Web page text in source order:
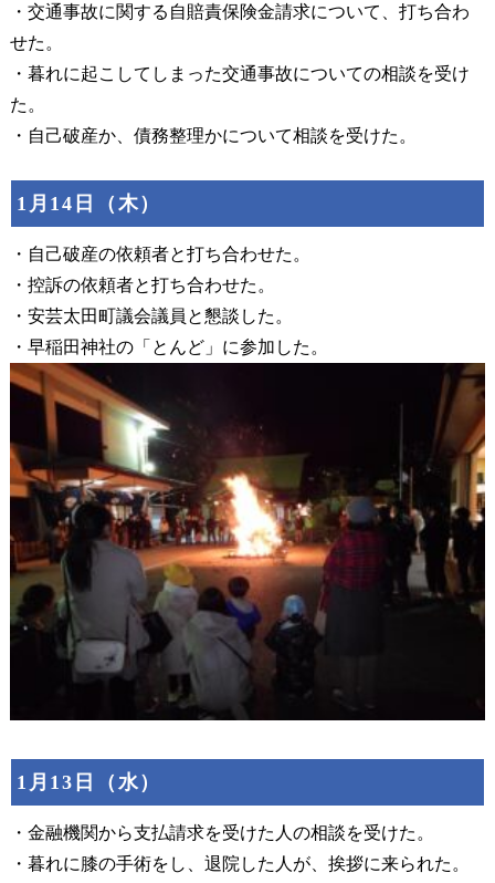
・交通事故に関する自賠責保険金請求について、打ち合わ
せた。
・暮れに起こしてしまった交通事故についての相談を受け
た。
・自己破産か、債務整理かについて相談を受けた。
1月14日（木）
・自己破産の依頼者と打ち合わせた。
・控訴の依頼者と打ち合わせた。
・安芸太田町議会議員と懇談した。
・早稲田神社の「とんど」に参加した。
1月13日（水）
・金融機関から支払請求を受けた人の相談を受けた。
・暮れに膝の手術をし、退院した人が、挨拶に来られた。